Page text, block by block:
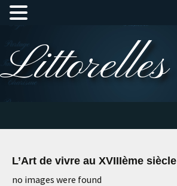
au
contenu
Littorelles
L’Art de vivre au XVIIIème siècle
no images were found